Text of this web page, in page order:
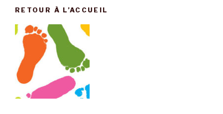
RETOUR À L’ACCUEIL